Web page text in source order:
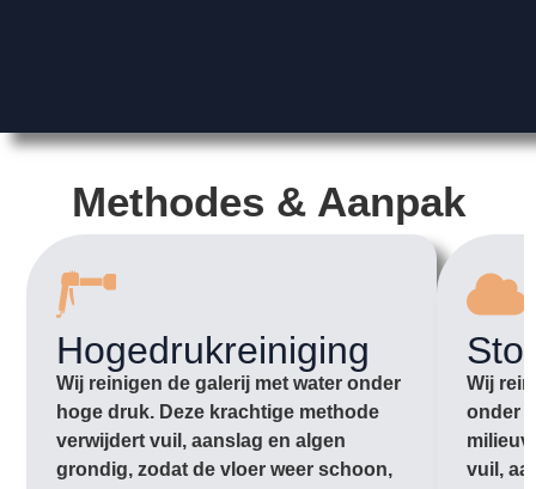
Methodes & Aanpak
Hogedrukreiniging
Wij reinigen de galerij met water onder
hoge druk. Deze krachtige methode
verwijdert vuil, aanslag en algen
grondig, zodat de vloer weer schoon,
Wij
onder
vuil,